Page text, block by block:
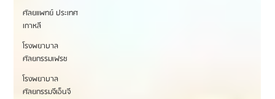
ศัลยแพทย์ ประเทศ
เกาหลี
โรงพยาบาล
ศัลยกรรมเฟรช
โรงพยาบาล
ศัลยกรรมจีเอ็นจี